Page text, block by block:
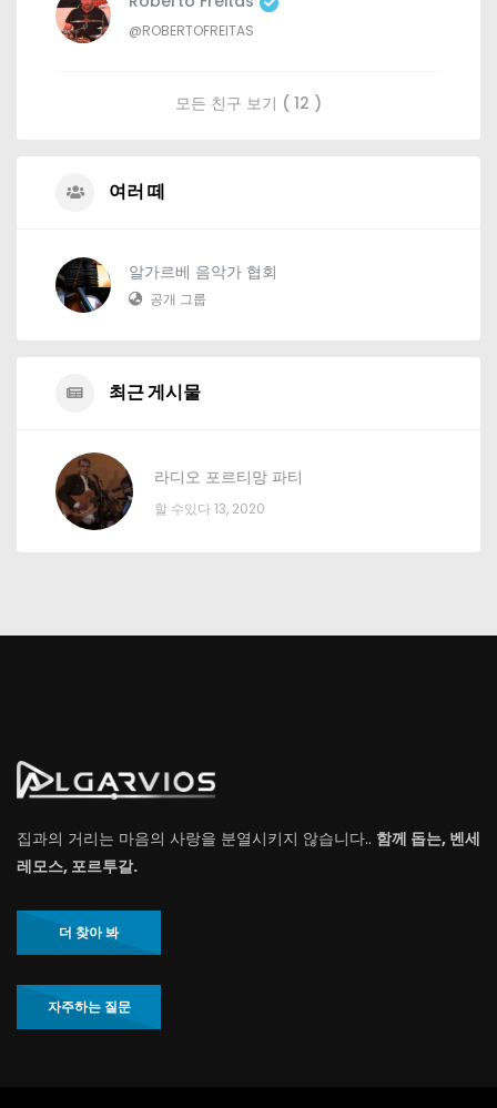
@ROBERTOFREITAS
모든 친구 보기 ( 12 )
여러 떼
알가르베 음악가 협회
공개 그룹
최근 게시물
라디오 포르티망 파티
할 수있다 13, 2020
집과의 거리는 마음의 사랑을 분열시키지 않습니다.. 함께 돕는, 벤세
레모스, 포르투갈.
더 찾아 봐
자주하는 질문